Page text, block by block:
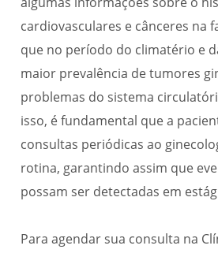
cardiovasculares e cânceres na
que no período do climatério e
maior prevalência de tumores
problemas do sistema
isso, é fundamental que a
consultas periódicas ao
rotina, garantindo assim que
possam ser detectadas em
Para agendar sua consulta na